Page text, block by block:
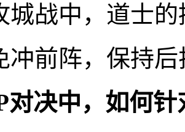
城战中，道士
冲前阵，保持
对决中，如何